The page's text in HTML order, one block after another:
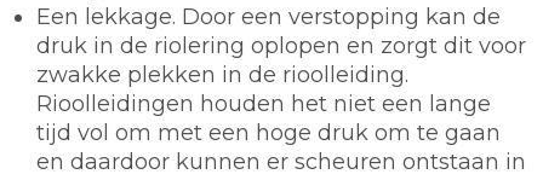
Een lekkage. Door een verstopping kan de
druk in de riolering oplopen en zorgt dit voor
zwakke plekken in de rioolleiding.
Rioolleidingen houden het niet een lange
tijd vol om met een hoge druk om te gaan
en daardoor kunnen er scheuren ontstaan in